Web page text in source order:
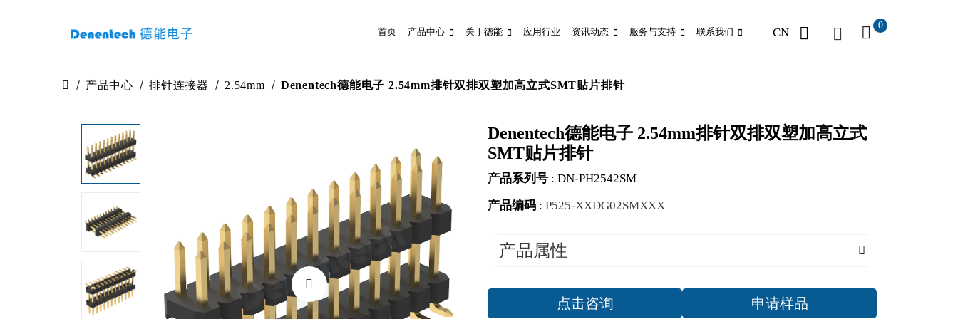
首页 产品中心 关于德能 应用行业 资讯动态 服务与支持 联系我们 CN
0
产品中心 排针连接器 2.54mm Denentech德能电子 2.54mm排针双排双塑加高立式SMT贴片排针
Denentech德能电子 2.54mm排针双排双塑加高立式
SMT贴片排针
产品系列号 : DN-PH2542SM
产品编码 : P525-XXDG02SMXXX
产品属性
点击咨询 申请样品